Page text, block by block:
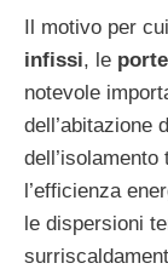
Il motivo per
infissi, le porte
notevole
dell’abitazione
l’efficienza
le dispersioni